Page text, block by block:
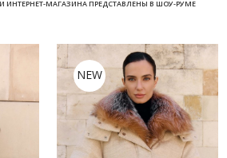
ИНТЕРНЕТ-МАГАЗИНА ПРЕДСТАВЛЕНЫ В ШОУ-РУМЕ
NEW